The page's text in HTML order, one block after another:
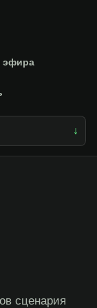
эфира
сценария